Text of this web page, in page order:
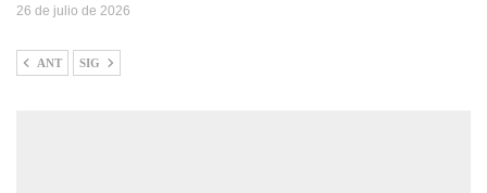
26 de julio de 2026
ANT SIG